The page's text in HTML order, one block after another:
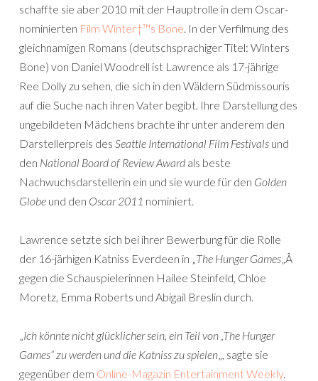
schaffte sie aber 2010 mit der Hauptrolle in dem Oscar-
nominierten Film Winter†™s Bone. In der Verfilmung des
gleichnamigen Romans (deutschsprachiger Titel: Winters
Bone) von Daniel Woodrell ist Lawrence als 17-jährige
Ree Dolly zu sehen, die sich in den Wäldern Südmissouris
auf die Suche nach ihren Vater begibt. Ihre Darstellung des
ungebildeten Mädchens brachte ihr unter anderem den
Darstellerpreis des Seattle International Film Festivals und
den National Board of Review Award als beste
Nachwuchsdarstellerin ein und sie wurde für den Golden
Globe und den Oscar 2011 nominiert.
Lawrence setzte sich bei ihrer Bewerbung für die Rolle
der 16-järhigen Katniss Everdeen in „The Hunger Games„Â
gegen die Schauspielerinnen Hailee Steinfeld, Chloe
Moretz, Emma Roberts und Abigail Breslin durch.
„Ich könnte nicht glücklicher sein, ein Teil von „The Hunger
Games“ zu werden und die Katniss zu spielen„, sagte sie
gegenüber dem Online-Magazin Entertainment Weekly.